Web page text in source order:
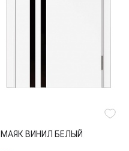
МАЯК ВИНИЛ БЕЛЫЙ